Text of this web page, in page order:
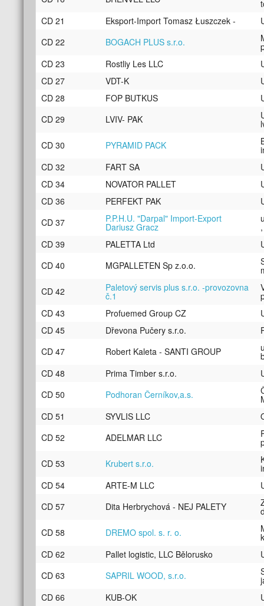
CD 21
Eksport-Import Tomasz Łuszczek -
CD 22
BOGACH PLUS s.r.o.
CD 23
Rostliy Les LLC
CD 27
VDT-K
CD 28
FOP BUTKUS
CD 29
LVIV- PAK
CD 30
PYRAMID PACK
CD 32
FART SA
CD 34
NOVATOR PALLET
CD 36
PERFEKT PAK
CD 37
P.P.H.U. "Darpal" Import-Export
Dariusz Gracz
CD 39
PALETTA Ltd
CD 40
MGPALLETEN Sp z.o.o.
CD 42
Paletový servis plus s.r.o. -provozovna
č.1
CD 43
Profuemed Group CZ
CD 45
Dřevona Pučery s.r.o.
CD 47
Robert Kaleta - SANTI GROUP
CD 48
Prima Timber s.r.o.
CD 50
Podhoran Černíkov,a.s.
CD 51
SYVLIS LLC
CD 52
ADELMAR LLC
CD 53
Krubert s.r.o.
CD 54
ARTE-M LLC
CD 57
Dita Herbrychová - NEJ PALETY
CD 58
DREMO spol. s. r. o.
CD 62
Pallet logistic, LLC Bělorusko
CD 63
SAPRIL WOOD, s.r.o.
CD 66
KUB-OK